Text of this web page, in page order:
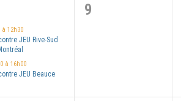
à 12h30
JEU Rive-Sud
à 16h00
JEU Beauce
0
9